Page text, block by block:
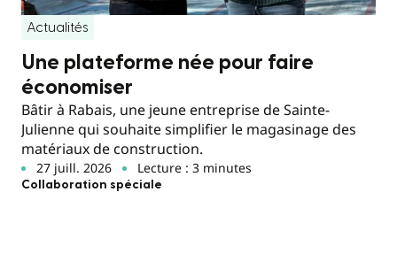
Actualités
Une plateforme née pour faire
économiser
Bâtir à Rabais, une jeune entreprise de Sainte-
Julienne qui souhaite simplifier le magasinage des
matériaux de construction.
27 juill. 2026 Lecture : 3 minutes
Collaboration spéciale